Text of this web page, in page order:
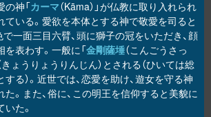
の神「カーマ（Kāma）」が仏教に取り入れられ
ている。愛欲を本体とする神で敬愛を司ると
一面三目六臂、頭に獅子の冠をいただき、顔
表わす。一般に「金剛薩埵（こんごうさっ
きょうりょうりんじん）とされる（ひいては総
する）。近世では、恋愛を助け、遊女を守る神
。また、俗に、この明王を信仰すると美貌に
た。